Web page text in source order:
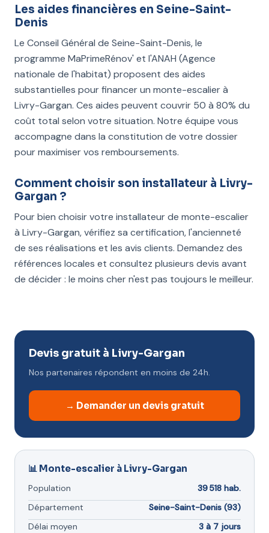
Les aides financières en Seine-Saint-
Denis
Le Conseil Général de Seine-Saint-Denis, le
programme MaPrimeRénov' et l'ANAH (Agence
nationale de l'habitat) proposent des aides
substantielles pour financer un monte-escalier à
Livry-Gargan. Ces aides peuvent couvrir 50 à 80% du
coût total selon votre situation. Notre équipe vous
accompagne dans la constitution de votre dossier
pour maximiser vos remboursements.
Comment choisir son installateur à Livry-
Gargan ?
Pour bien choisir votre installateur de monte-escalier
à Livry-Gargan, vérifiez sa certification, l'ancienneté
de ses réalisations et les avis clients. Demandez des
références locales et consultez plusieurs devis avant
de décider : le moins cher n'est pas toujours le meilleur.
Devis gratuit à Livry-Gargan
Nos partenaires répondent en moins de 24h.
→ Demander un devis gratuit
📊 Monte-escalier à Livry-Gargan
Population
39 518 hab.
Département
Seine-Saint-Denis (93)
Délai moyen
3 à 7 jours